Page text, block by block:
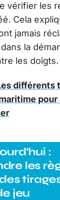
vérifier les
Cela
jamais
la
les doigts.
différents
pour
:
les
jeu